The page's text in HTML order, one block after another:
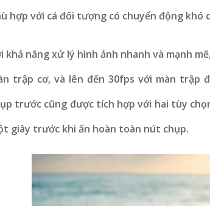
hợp với cá đối tượng có chuyển động khó
khả năng xử lý hình ảnh nhanh và mạnh
trập cơ, và lên đến 30fps với màn trập
trước cũng được tích hợp với hai tùy
giây trước khi ấn hoàn toàn nút chụp.